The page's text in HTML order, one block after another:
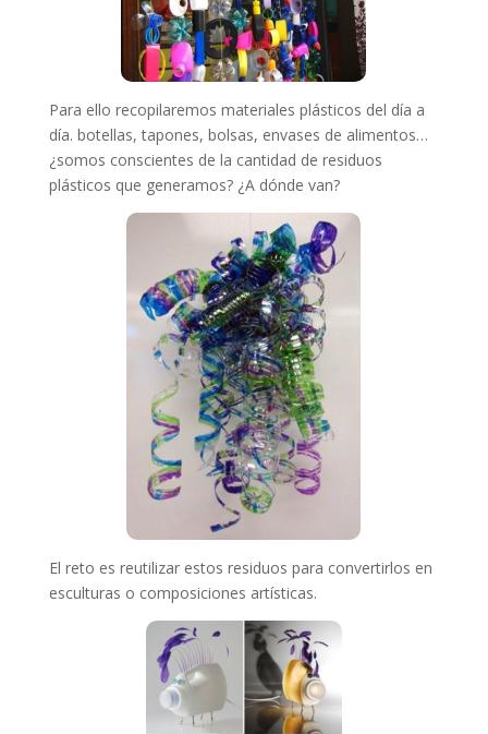
Para ello recopilaremos materiales plásticos del día a
día. botellas, tapones, bolsas, envases de alimentos…
¿somos conscientes de la cantidad de residuos
plásticos que generamos? ¿A dónde van?
El reto es reutilizar estos residuos para convertirlos en
esculturas o composiciones artísticas.